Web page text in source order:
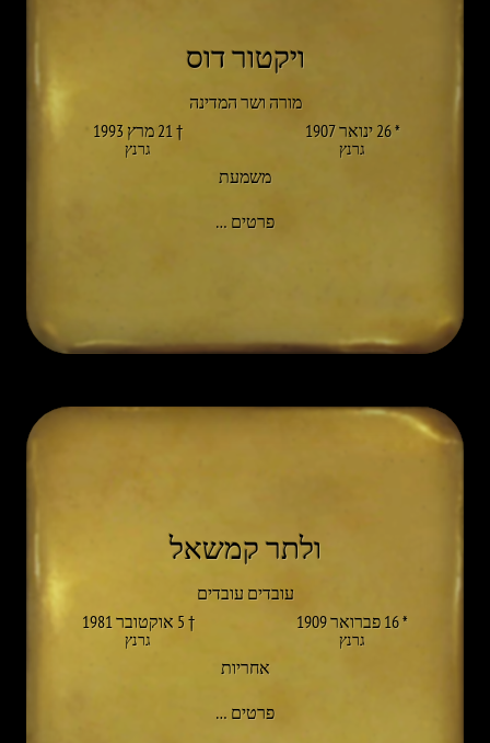
ויקטור דוס
מורה ושר המדינה
* 26 ינואר 1907
גרנץ
† 21 מרץ 1993
גרנץ
משמעת
פרטים …
ולתר קמשאל
עובדים עובדים
* 16 פברואר 1909
גרנץ
† 5 אוקטובר 1981
גרנץ
אחריות
פרטים …